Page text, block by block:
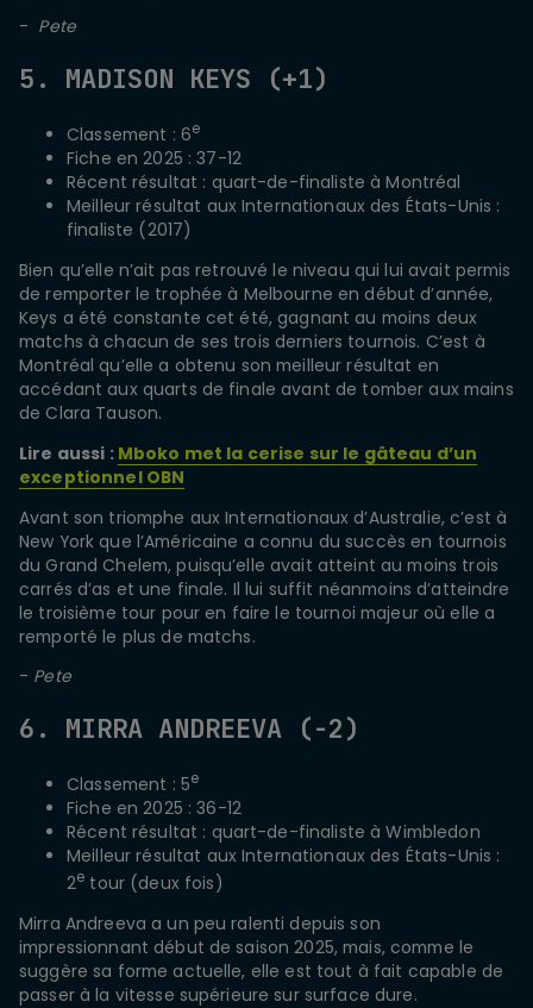
- Pete
5. MADISON KEYS (+1)
Classement : 6e
Fiche en 2025 : 37-12
Récent résultat : quart-de-finaliste à Montréal
Meilleur résultat aux Internationaux des États-Unis :
finaliste (2017)
Bien qu’elle n’ait pas retrouvé le niveau qui lui avait permis
de remporter le trophée à Melbourne en début d’année,
Keys a été constante cet été, gagnant au moins deux
matchs à chacun de ses trois derniers tournois. C’est à
Montréal qu’elle a obtenu son meilleur résultat en
accédant aux quarts de finale avant de tomber aux mains
de Clara Tauson.
Lire aussi : Mboko met la cerise sur le gâteau d’un
exceptionnel OBN
Avant son triomphe aux Internationaux d’Australie, c’est à
New York que l’Américaine a connu du succès en tournois
du Grand Chelem, puisqu’elle avait atteint au moins trois
carrés d’as et une finale. Il lui suffit néanmoins d’atteindre
le troisième tour pour en faire le tournoi majeur où elle a
remporté le plus de matchs.
- Pete
6. MIRRA ANDREEVA (-2)
Classement : 5e
Fiche en 2025 : 36-12
Récent résultat : quart-de-finaliste à Wimbledon
Meilleur résultat aux Internationaux des États-Unis :
2e tour (deux fois)
Mirra Andreeva a un peu ralenti depuis son
impressionnant début de saison 2025, mais, comme le
suggère sa forme actuelle, elle est tout à fait capable de
passer à la vitesse supérieure sur surface dure.